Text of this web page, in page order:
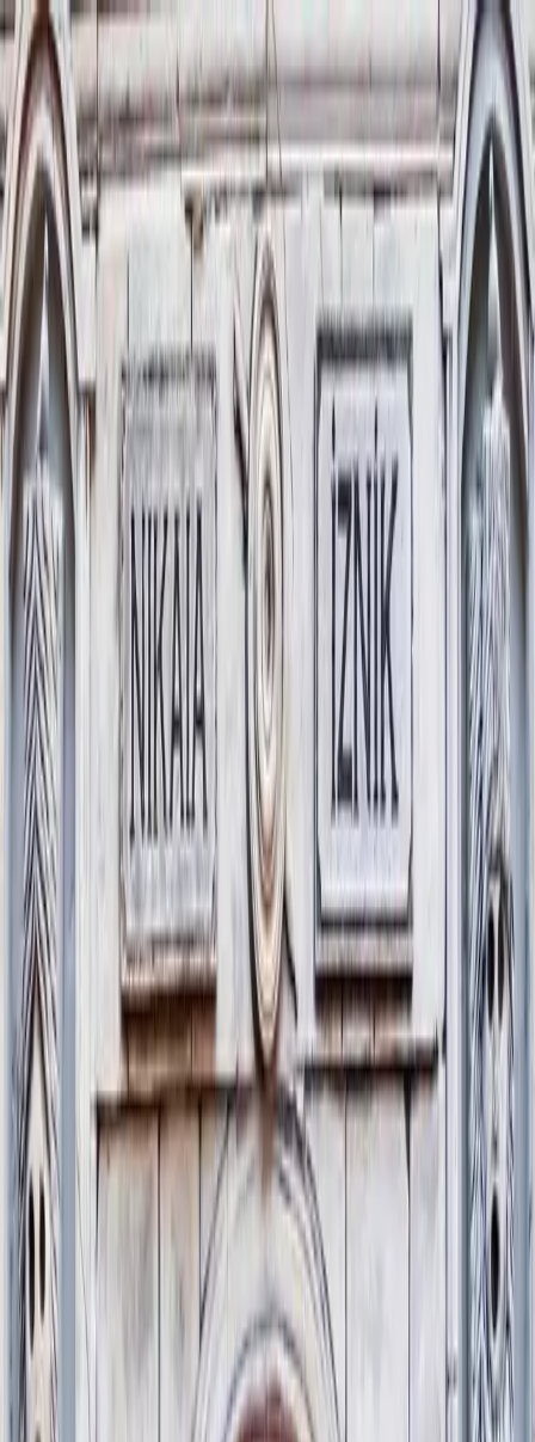
Destinasyon
Hakkımızda
Turlar
İstanbul Turları Yurt İçi Turları Yurt Dışı Turları
Tüm
Turlar →
Hakkımızda
İletişim 0850 303 50 90
Antonina Turizm · Belge No 4011
Erken Rezervasyon Fırsatı
Surların Ardındaki Hikaye: İznik
4 Ekim 2026
Başlayan fiyatlarla
₺7.850
İznik’in konsillerden Bizans mirasına, surlarından göl kıyısına
uzanan çok katmanlı tarihini uzman anlatımıyla keşfeden günübirlik
kültür turu.
Surların Ardındaki Hikaye: İznik turlarımız hakkında detaylı bilgi ve
rezervasyon için iletişim bilgilerinizi bırakın, sizi arayalım.
KVKK aydınlatma metnini
okudum ve kabul ediyorum.
Tanıtım, kampanya ve bilgilendirme amaçlı elektronik ileti almayı
kabul ediyorum.
Bilgi Al
Hristiyanlığın temel metinlerinden biri kabul edilen İznik
Amentüsü’nün şekillendiği şehirdeyiz. MS 325 yılında toplanan I.
İznik Konsili, yalnızca kendi döneminin değil, tüm Hristiyan
dünyasının inanç sistemini belirleyen kararların alındığı bir dönüm
noktasıydı. Tanım tartışmaları, inanç birliği arayışı ve imparatorluk
politikaları bu şehirde kesişti.
Yüzyıllar sonra İznik, bu kez Anadolu’nun siyasi tarihinde sahneye
çıktı. 11. yüzyılda Selçuklu başkenti oldu; surların içinde yeni bir
idari ve kültürel merkez şekillendi. Ardından Osmanlı hâkimiyetiyle
birlikte şehir, mimari ve zanaat açısından yeni bir kimlik kazandı. Bu
dönemde ortaya çıkan İznik çinileri, yalnızca estetik bir üretim değil,
imparatorluk kültürünün görsel dili haline geldi.